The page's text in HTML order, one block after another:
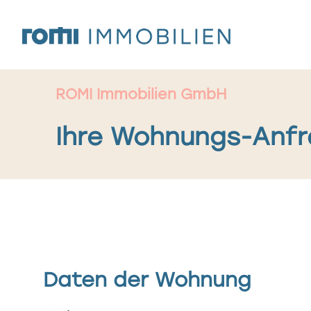
Inhalt
ROMI Immobilien GmbH
Ihre Wohnungs-
Daten der Wohnung